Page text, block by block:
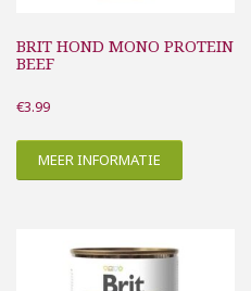
BRIT HOND MONO PROTEIN
BEEF
€3.99
MEER INFORMATIE